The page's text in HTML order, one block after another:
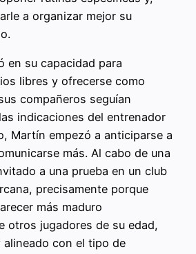
a organizar mejor su
en su capacidad para
libres y ofrecerse como
compañeros seguían
indicaciones del entrenador
Martín empezó a anticiparse a
más. Al cabo de una
a una prueba en un club
precisamente porque
más maduro
otros jugadores de su edad,
alineado con el tipo de